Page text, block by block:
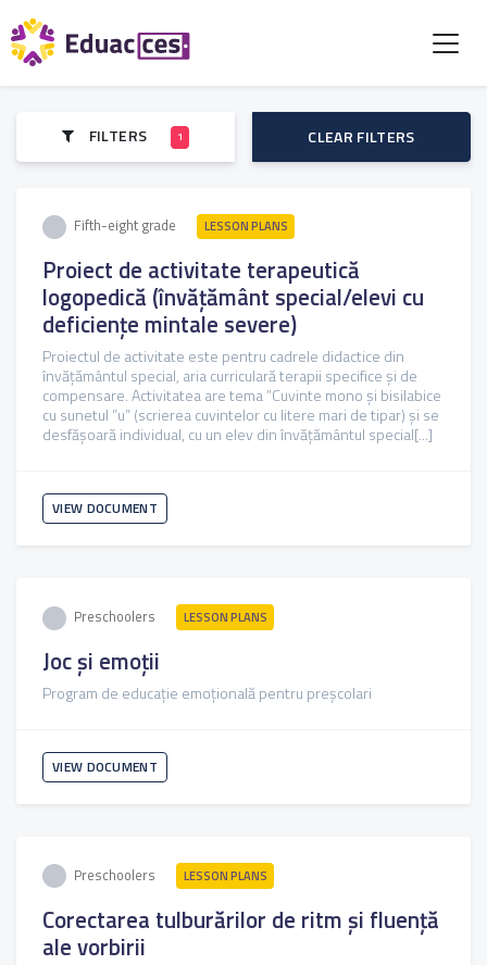
FILTERS 1 CLEAR FILTERS
Fifth-eight grade LESSON PLANS
Proiect de activitate terapeutică
logopedică (învățământ special/elevi cu
deficiențe mintale severe)
Proiectul de activitate este pentru cadrele didactice din
învățământul special, aria curriculară terapii specifice și de
compensare. Activitatea are tema ”Cuvinte mono și bisilabice
cu sunetul ”u” (scrierea cuvintelor cu litere mari de tipar) și se
desfășoară individual, cu un elev din învățământul special[...]
VIEW DOCUMENT
Preschoolers LESSON PLANS
Joc și emoții
Program de educație emoțională pentru preșcolari
VIEW DOCUMENT
Preschoolers LESSON PLANS
Corectarea tulburărilor de ritm și fluență
ale vorbirii